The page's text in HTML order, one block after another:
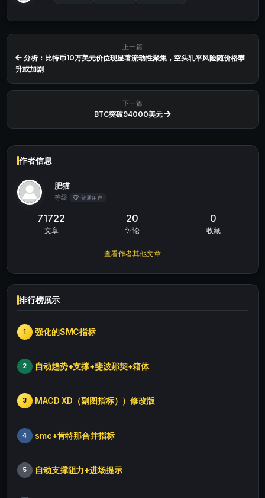
上一篇
分析：比特币10万美元价位现显著流动性聚集，空头轧平风险随价格攀
升或加剧
下一篇
BTC突破94000美元
作者信息
肥猫
等级 普通用户
71722
文章
20
评论
0
收藏
查看作者其他文章
排行榜展示
1 强化的SMC指标
2 自动趋势+支撑+斐波那契+箱体
3 MACD XD（副图指标））修改版
4 smc+肯特那合并指标
5 自动支撑阻力+进场提示